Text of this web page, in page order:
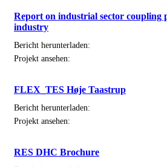
Report on industrial sector coupling
industry
Bericht herunterladen:
Projekt ansehen:
FLEX_TES Høje Taastrup
Bericht herunterladen:
Projekt ansehen:
RES DHC Brochure